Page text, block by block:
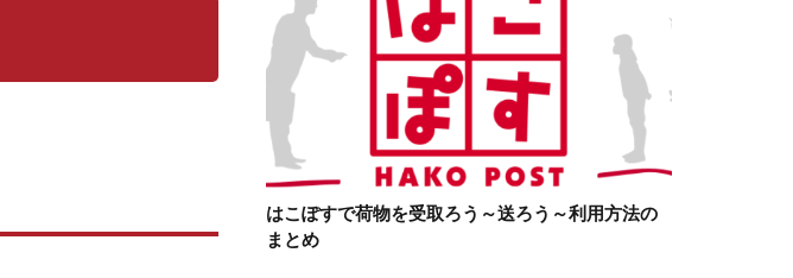
はこぽすで荷物を受取ろう～送ろう～利用方法の
まとめ